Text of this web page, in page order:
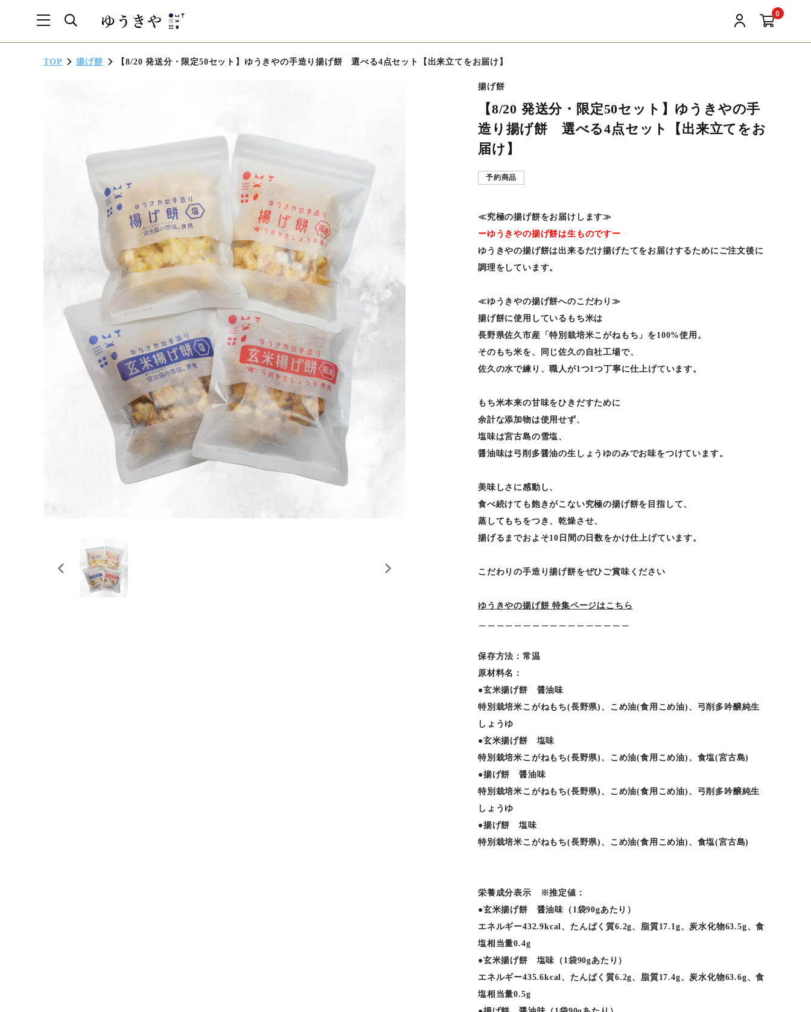
0
TOP 揚げ餅 【8/20 発送分・限定50セット】ゆうきやの手造り揚げ餅 選べる4点セット【出来立てをお届け】
揚げ餅
【8/20 発送分・限定50セット】ゆうきやの手
造り揚げ餅 選べる4点セット【出来立てをお
届け】
予約商品
≪究極の揚げ餅をお届けします≫
ーゆうきやの揚げ餅は生ものですー
ゆうきやの揚げ餅は出来るだけ揚げたてをお届けするためにご注文後に
調理をしています。
≪ゆうきやの揚げ餅へのこだわり≫
揚げ餅に使用しているもち米は
長野県佐久市産「特別栽培米こがねもち」を100%使用。
そのもち米を、同じ佐久の自社工場で、
佐久の水で練り、職人が1つ1つ丁寧に仕上げています。
もち米本来の甘味をひきだすために
余計な添加物は使用せず、
塩味は宮古島の雪塩、
醤油味は弓削多醤油の生しょうゆのみでお味をつけています。
美味しさに感動し、
食べ続けても飽きがこない究極の揚げ餅を目指して、
蒸してもちをつき、乾燥させ、
揚げるまでおよそ10日間の日数をかけ仕上げています。
こだわりの手造り揚げ餅をぜひご賞味ください
ゆうきやの揚げ餅 特集ページはこちら
保存方法：常温
原材料名：
●玄米揚げ餅 醤油味
特別栽培米こがねもち(長野県)、こめ油(食用こめ油)、弓削多吟醸純生
しょうゆ
●玄米揚げ餅 塩味
特別栽培米こがねもち(長野県)、こめ油(食用こめ油)、食塩(宮古島)
●揚げ餅 醤油味
特別栽培米こがねもち(長野県)、こめ油(食用こめ油)、弓削多吟醸純生
しょうゆ
●揚げ餅 塩味
特別栽培米こがねもち(長野県)、こめ油(食用こめ油)、食塩(宮古島)
栄養成分表示 ※推定値：
●玄米揚げ餅 醤油味（1袋90gあたり）
エネルギー432.9kcal、たんぱく質6.2g、脂質17.1g、炭水化物63.5g、食
塩相当量0.4g
●玄米揚げ餅 塩味（1袋90gあたり）
エネルギー435.6kcal、たんぱく質6.2g、脂質17.4g、炭水化物63.6g、食
塩相当量0.5g